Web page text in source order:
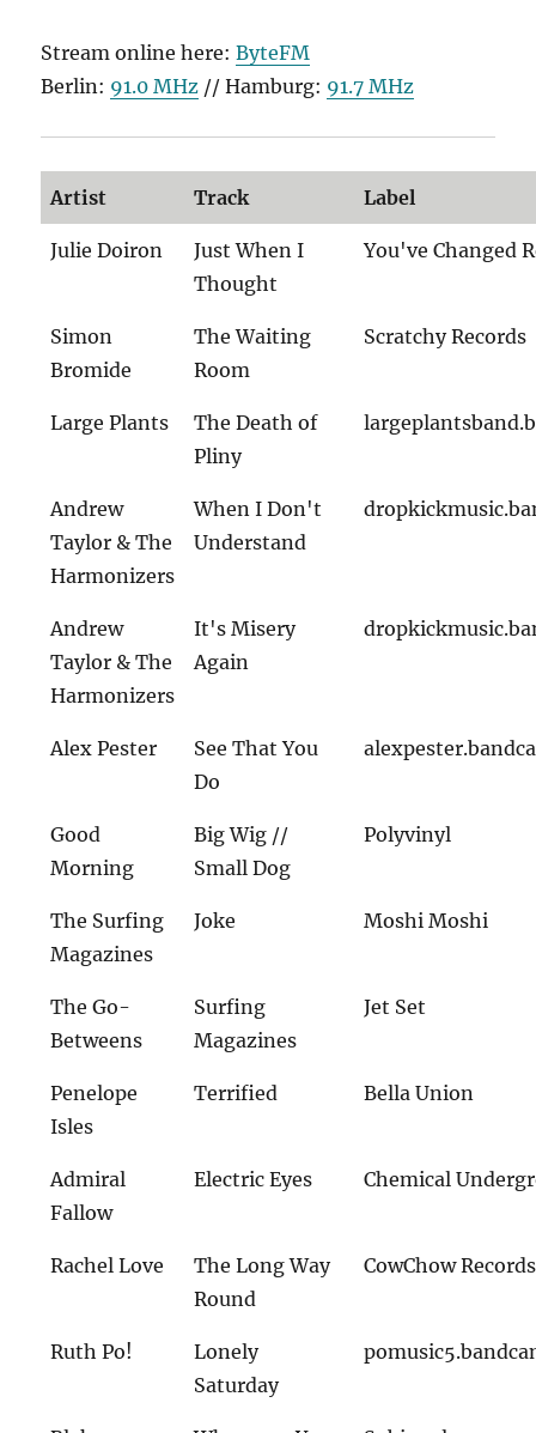
Stream online here:ByteFM
Berlin: 91.0 MHz // Hamburg: 91.7 MHz
Artist Track Label
Julie Doiron
Just When I
Thought
You've Changed
Simon
Bromide
The Waiting
Room
Scratchy Records
Large Plants
The Death of
Pliny
Andrew
Taylor & The
Harmonizers
When I Don't
Understand
Andrew
Taylor & The
Harmonizers
It's Misery
Again
Alex Pester
See That You
Do
Good
Morning
Big Wig //
Small Dog
Polyvinyl
The Surfing
Magazines
Joke Moshi Moshi
The Go-
Betweens
Surfing
Magazines
Jet Set
Penelope
Isles
Terrified Bella Union
Admiral
Fallow
Electric Eyes Chemical
Rachel Love
The Long Way
Round
CowChow Records
Ruth Po!
Lonely
Saturday